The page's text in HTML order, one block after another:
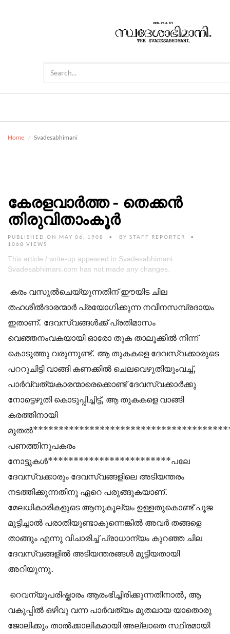
Home Svadesabhimani
കേരളവാർത്ത - തെക്കൻ
തിരുവിതാംകൂർ
PUBLISHED ON MAY 06, 1908 BY STAFF REPORTER
1068 VIEWS
This article / write-up appeared in Svadesabhimani.
Svadesabhimani.com has not made any changes.
കരം വസൂല്‍ചെയ്യുന്നതിന് ഈയിട ചില
തഹശീല്‍ദാരന്മാര്‍ പ്രയോഗിക്കുന്ന നവീനസമ്പ്രദായം
ഇതാണ്. ദേവസ്വങ്ങള്‍ക്ക് പ്രതിമാസം
വെഞ്ഞനംവകയായി ഓരോ തുക താലൂക്കില്‍ നിന്ന്
കൊടുത്തു വരുന്നുണ്ട്. ആ തുകകളെ ദേവസ്വക്കാരുടെ
പററുചിട്ടി വാങ്ങി കണക്കില്‍ ചെലവെഴുതിയുംവച്ച്,
പാര്‍വ്വത്യകാരന്മാരെക്കൊണ്ട് ദേവസ്വക്കാര്‍ക്കു
നോട്ടെഴുതി കൊടുപ്പിച്ചിട്ട്, ആ തുകകളെ വാങ്ങി
കരത്തിനായി
പണത്തിനുപകരം
നോട്ടുകള്‍************************പലേ
ദേവസ്വക്കാരും ദേവസ്വങ്ങളിലെ അടിയന്തരം
നടത്തിക്കുന്നതിനു ഏറെ പരുങ്ങുകയാണ്.
മേലധികാരികളുടെ ആനുകൂല്യം ഉള്ളതുകൊണ്ട് പൂജ
മുട്ടിച്ചാല്‍ പരാതിയുണ്ടാകുന്നെങ്കില്‍ അവര്‍ തങ്ങളെ
താങ്ങും എന്നു വിചാരിച്ച് പ്രാധാന്യം കുറഞ്ഞ ചില
ദേവസ്വങ്ങളില്‍ അടിയന്തരങ്ങള്‍ മുട്ടിയതായി
അറിയുന്നു.
റെവന്യൂപരിഷ്കാരം ആരംഭിച്ചിരിക്കുന്നതിനാല്‍, ആ
വകുപ്പില്‍ ഒഴിവു വന്ന പാര്‍വത്യം മുതലായ യാതൊരു
ജോലിക്കും താല്‍ക്കാലികമായി അല്ലാതെ സ്ഥിരമായി